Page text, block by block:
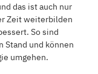
das ist auch nur
Zeit weiterbilden
So sind
Stand und können
umgehen.